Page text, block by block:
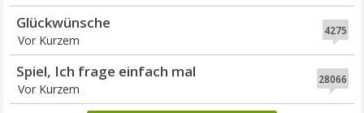
4275
Glückwünsche
Vor Kurzem
28066
Spiel, Ich frage einfach mal
Vor Kurzem